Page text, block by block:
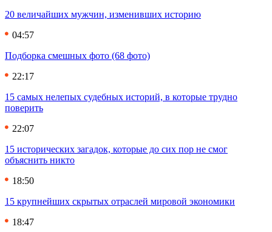
20 величайших мужчин, изменивших историю
04:57
Подборка смешных фото (68 фото)
22:17
15 самых нелепых судебных историй, в которые трудно
поверить
22:07
15 исторических загадок, которые до сих пор не смог
объяснить никто
18:50
15 крупнейших скрытых отраслей мировой экономики
18:47